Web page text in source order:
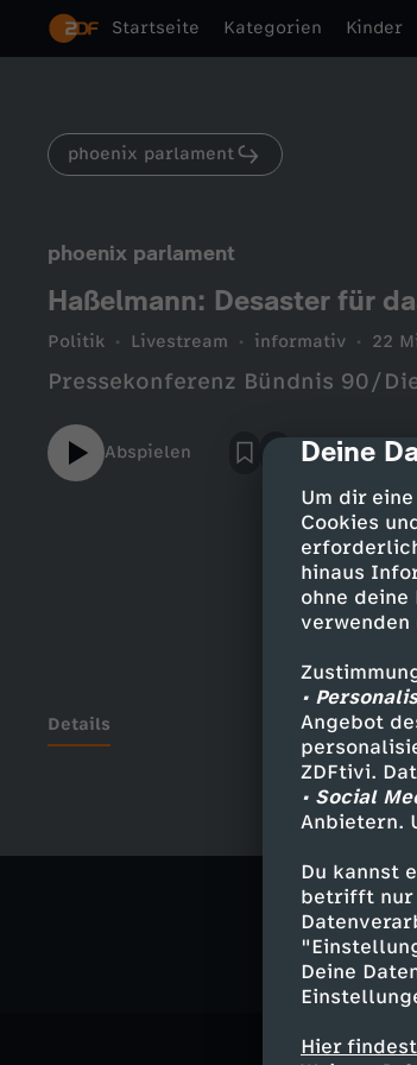
cmp-
Deine
Um dir
Cookies
hinaus
ohne
verwenden
•
Angebot
ZDFtivi.
• Social
Anbietern.
Du kannst
betrifft nur
Deine
Hier
Startseite Kategorien Kinder
phoenix parlament
phoenix parlament
Haßelmann: Desaster für
Politik Livestream informativ 22
Pressekonferenz Bündnis 90/
Abspielen
Details